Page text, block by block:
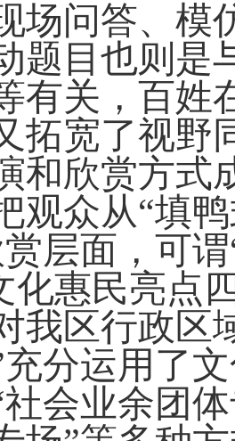
场问答、模
题目也则是
有关，百姓
拓宽了视野
和欣赏方式
观众从“填
层面，可
惠民亮点四
区行政区域
充分运用了
会业余团